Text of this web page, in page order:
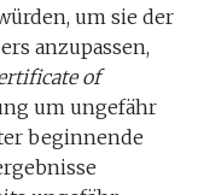
um sie der
anzupassen,
of
um ungefähr
beginnende